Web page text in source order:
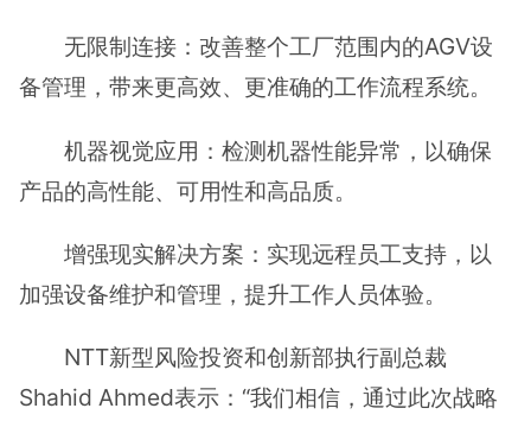
无限制连接：改善整个工厂范围内的AGV设
备管理，带来更高效、更准确的工作流程系统。
机器视觉应用：检测机器性能异常，以确保
产品的高性能、可用性和高品质。
增强现实解决方案：实现远程员工支持，以
加强设备维护和管理，提升工作人员体验。
NTT新型风险投资和创新部执行副总裁
Shahid Ahmed表示：“我们相信，通过此次战略